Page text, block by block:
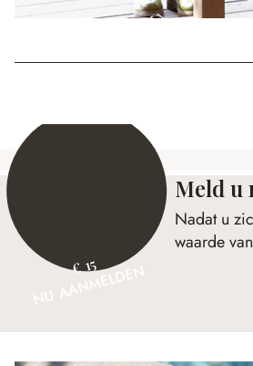
€ 15
NU AANMELDEN
Meld u
Nadat u
waarde